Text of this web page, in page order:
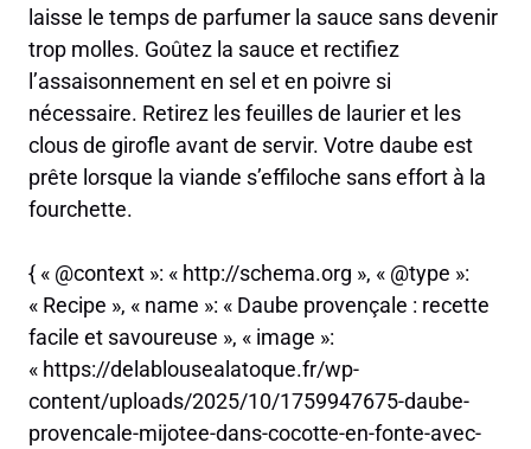
laisse le temps de parfumer la sauce sans devenir
trop molles. Goûtez la sauce et rectifiez
l’assaisonnement en sel et en poivre si
nécessaire. Retirez les feuilles de laurier et les
clous de girofle avant de servir. Votre daube est
prête lorsque la viande s’effiloche sans effort à la
fourchette.
{ « @context »: « http://schema.org », « @type »:
« Recipe », « name »: « Daube provençale : recette
facile et savoureuse », « image »:
« https://delablousealatoque.fr/wp-
content/uploads/2025/10/1759947675-daube-
provencale-mijotee-dans-cocotte-en-fonte-avec-